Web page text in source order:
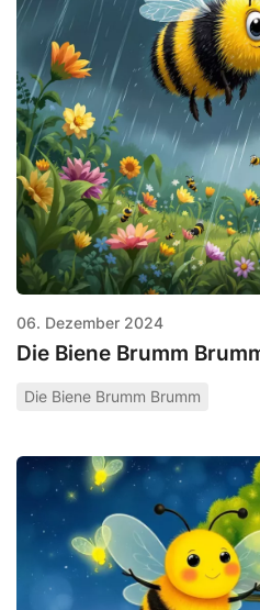
06. Dezember 2024
Die Biene Brumm
Die Biene Brumm Brumm